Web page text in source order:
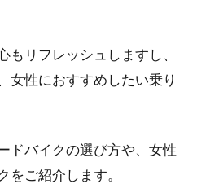
もリフレッシュしますし、
女性におすすめしたい乗り
ドバイクの選び方や、女性
をご紹介します。